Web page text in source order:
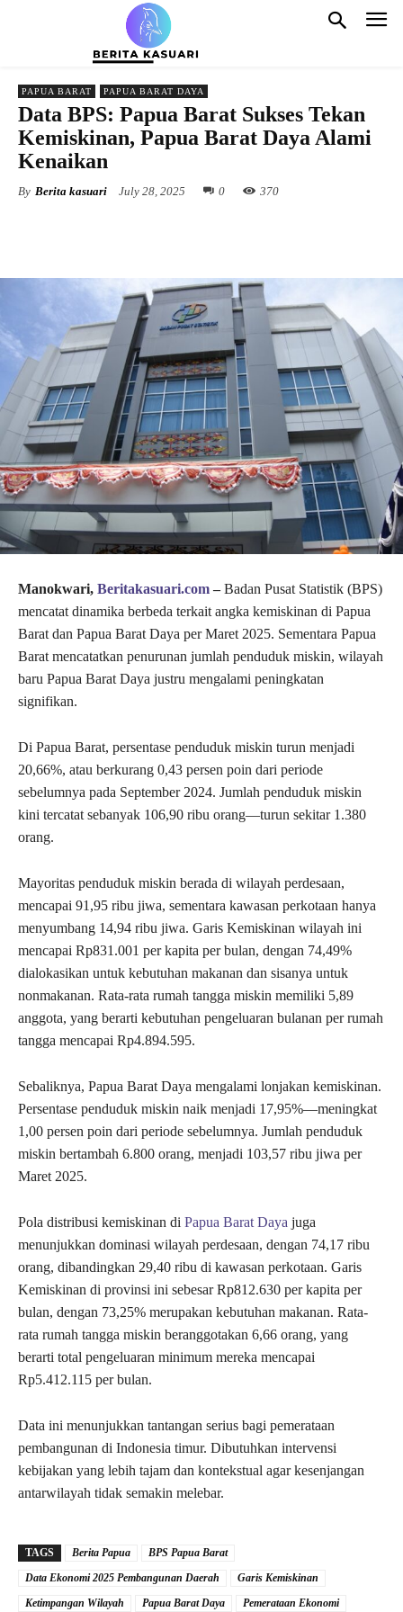
PAPUA BARAT PAPUA BARAT DAYA
Data BPS: Papua Barat Sukses Tekan
Kemiskinan, Papua Barat Daya Alami
Kenaikan
By Berita kasuari July 28, 2025 0 370
Manokwari, Beritakasuari.com–Badan Pusat Statistik (BPS)
mencatat dinamika berbeda terkait angka kemiskinan di Papua
Barat dan Papua Barat Daya per Maret 2025. Sementara Papua
Barat mencatatkan penurunan jumlah penduduk miskin, wilayah
baru Papua Barat Daya justru mengalami peningkatan
signifikan.
Di Papua Barat, persentase penduduk miskin turun menjadi
20,66%, atau berkurang 0,43 persen poin dari periode
sebelumnya pada September 2024. Jumlah penduduk miskin
kini tercatat sebanyak 106,90 ribu orang—turun sekitar 1.380
orang.
Mayoritas penduduk miskin berada di wilayah perdesaan,
mencapai 91,95 ribu jiwa, sementara kawasan perkotaan hanya
menyumbang 14,94 ribu jiwa. Garis Kemiskinan wilayah ini
mencapai Rp831.001 per kapita per bulan, dengan 74,49%
dialokasikan untuk kebutuhan makanan dan sisanya untuk
nonmakanan. Rata-rata rumah tangga miskin memiliki 5,89
anggota, yang berarti kebutuhan pengeluaran bulanan per rumah
tangga mencapai Rp4.894.595.
Sebaliknya, Papua Barat Daya mengalami lonjakan kemiskinan.
Persentase penduduk miskin naik menjadi 17,95%—meningkat
1,00 persen poin dari periode sebelumnya. Jumlah penduduk
miskin bertambah 6.800 orang, menjadi 103,57 ribu jiwa per
Maret 2025.
Pola distribusi kemiskinan di Papua Barat Daya juga
menunjukkan dominasi wilayah perdesaan, dengan 74,17 ribu
orang, dibandingkan 29,40 ribu di kawasan perkotaan. Garis
Kemiskinan di provinsi ini sebesar Rp812.630 per kapita per
bulan, dengan 73,25% merupakan kebutuhan makanan. Rata-
rata rumah tangga miskin beranggotakan 6,66 orang, yang
berarti total pengeluaran minimum mereka mencapai
Rp5.412.115 per bulan.
Data ini menunjukkan tantangan serius bagi pemerataan
pembangunan di Indonesia timur. Dibutuhkan intervensi
kebijakan yang lebih tajam dan kontekstual agar kesenjangan
antarwilayah tidak semakin melebar.
TAGS Berita Papua
BPS Papua Barat
Data Ekonomi 2025 Pembangunan Daerah
Garis Kemiskinan
Ketimpangan Wilayah
Papua Barat Daya Pemerataan Ekonomi